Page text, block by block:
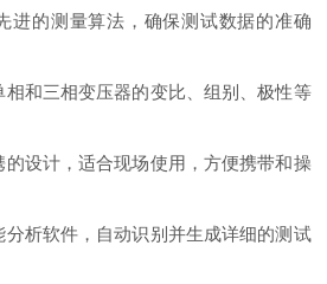
进的测量算法，确保测试数据的准确
相和三相变压器的变比、组别、极性等
的设计，适合现场使用，方便携带和操
分析软件，自动识别并生成详细的测试